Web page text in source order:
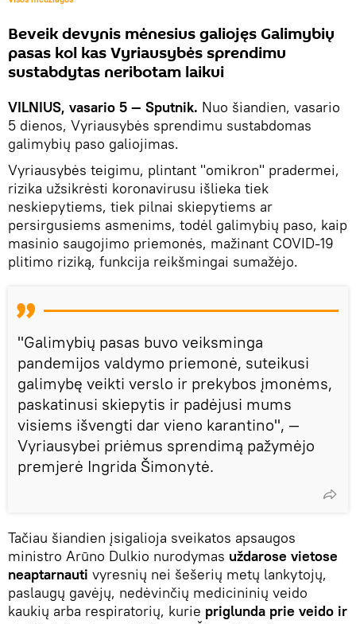
Beveik devynis mėnesius galiojęs Galimybių
pasas kol kas Vyriausybės sprendimu
sustabdytas neribotam laikui
VILNIUS, vasario 5 — Sputnik. Nuo šiandien, vasario
5 dienos, Vyriausybės sprendimu sustabdomas
galimybių paso galiojimas.
Vyriausybės teigimu, plintant "omikron" pradermei,
rizika užsikrėsti koronavirusu išlieka tiek
neskiepytiems, tiek pilnai skiepytiems ar
persirgusiems asmenims, todėl galimybių paso, kaip
masinio saugojimo priemonės, mažinant COVID-19
plitimo riziką, funkcija reikšmingai sumažėjo.
"Galimybių pasas buvo veiksminga
pandemijos valdymo priemonė, suteikusi
galimybę veikti verslo ir prekybos įmonėms,
paskatinusi skiepytis ir padėjusi mums
visiems išvengti dar vieno karantino", —
Vyriausybei priėmus sprendimą pažymėjo
premjerė Ingrida Šimonytė.
Tačiau šiandien įsigalioja sveikatos apsaugos
ministro Arūno Dulkio nurodymas uždarose vietose
neaptarnauti vyresnių nei šešerių metų lankytojų,
paslaugų gavėjų, nedėvinčių medicininių veido
kaukių arba respiratorių, kurie priglunda prie veido ir